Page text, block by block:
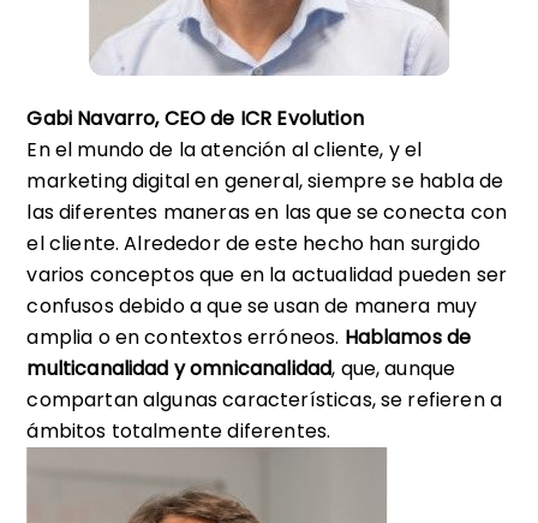
Gabi Navarro, CEO de ICR Evolution
En el mundo de la atención al cliente, y el
marketing digital en general, siempre se habla de
las diferentes maneras en las que se conecta con
el cliente. Alrededor de este hecho han surgido
varios conceptos que en la actualidad pueden ser
confusos debido a que se usan de manera muy
amplia o en contextos erróneos. Hablamos de
multicanalidad y omnicanalidad, que, aunque
compartan algunas características, se refieren a
ámbitos totalmente diferentes.